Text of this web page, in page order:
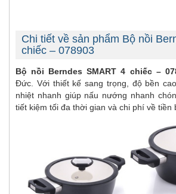
Chi tiết về sản phẩm Bộ nồi
chiếc – 078903
Bộ nồi Berndes SMART 4 chiếc –
Đức. Với thiết kế sang trọng, độ bền
nhiệt nhanh giúp nấu nướng nhanh
tiết kiệm tối đa thời gian và chi phí về tiền